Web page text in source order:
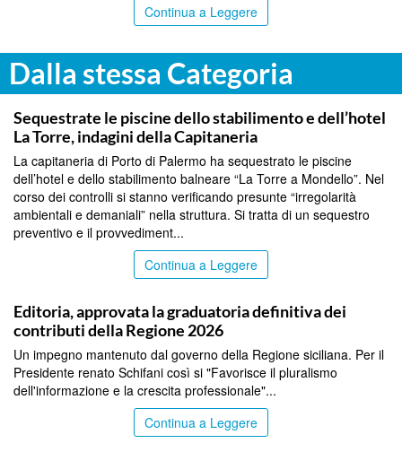
Continua a Leggere
Dalla stessa Categoria
PALERMO
Sequestrate le piscine dello stabilimento e dell’hotel
La Torre, indagini della Capitaneria
La capitaneria di Porto di Palermo ha sequestrato le piscine
dell’hotel e dello stabilimento balneare “La Torre a Mondello”. Nel
corso dei controlli si stanno verificando presunte “irregolarità
ambientali e demaniali” nella struttura. Si tratta di un sequestro
preventivo e il provvediment...
Continua a Leggere
Editoria, approvata la graduatoria definitiva dei
contributi della Regione 2026
Un impegno mantenuto dal governo della Regione siciliana. Per il
Presidente renato Schifani così si "Favorisce il pluralismo
dell'informazione e la crescita professionale"...
Continua a Leggere